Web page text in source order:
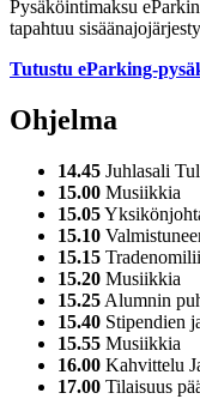
Pysäköintimaksu
tapahtuu
Tutustu eParking-
Ohjelma
14.45 Juhlasali
15.00 Musiikkia
15.05
15.10
15.15
15.20 Musiikkia
15.25 Alumnin
15.40 Stipendien
15.55 Musiikkia
16.00 Kahvittelu
17.00 Tilaisuus